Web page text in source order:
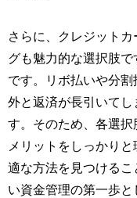
さらに、クレジット
グも魅力的な選択肢
です。リボ払いや分
外と返済が長引いてし
す。そのため、各選
メリットをしっかり
適な方法を見つける
い資金管理の第一歩